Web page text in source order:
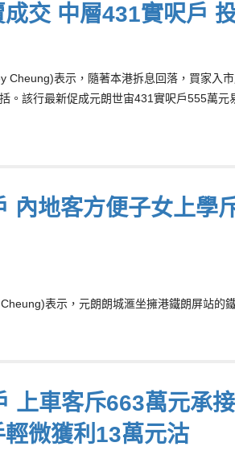
交 中層431實呎戶
表示，隨著本港拆息回落，買家入
。該行最新促成元朗世宙431實呎戶555萬
內地客方便子女上學
表示，元朗朗城滙坐擁港鐵朗屏站的
上車客斥663萬元承
微獲利13萬元沽